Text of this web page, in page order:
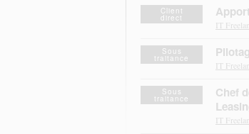
Client
direct
IT
Sous
traitance
IT
Sous
traitance
Chef
IT